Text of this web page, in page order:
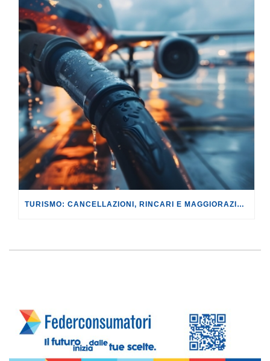
TURISMO: CANCELLAZIONI, RINCARI E MAGGIORAZIONI DI VOLI E PRENOTAZIONI.